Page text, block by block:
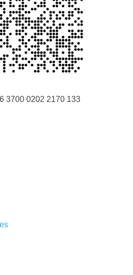
3700 0202 2170 133